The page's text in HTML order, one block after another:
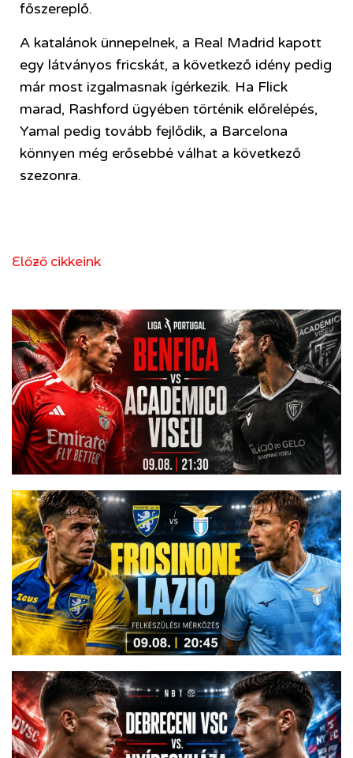
Előző cikkeink
főszereplő.
A katalánok ünnepelnek, a Real Madrid kapott
egy látványos fricskát, a következő idény pedig
már most izgalmasnak ígérkezik. Ha Flick
marad, Rashford ügyében történik előrelépés,
Yamal pedig tovább fejlődik, a Barcelona
könnyen még erősebbé válhat a következő
szezonra.